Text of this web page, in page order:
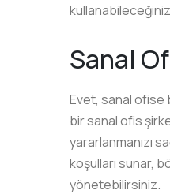
Sanal
Evet, sanal ofise
bir sanal ofis
yararlanmanızı
koşulları sunar,
yönetebilirsiniz.